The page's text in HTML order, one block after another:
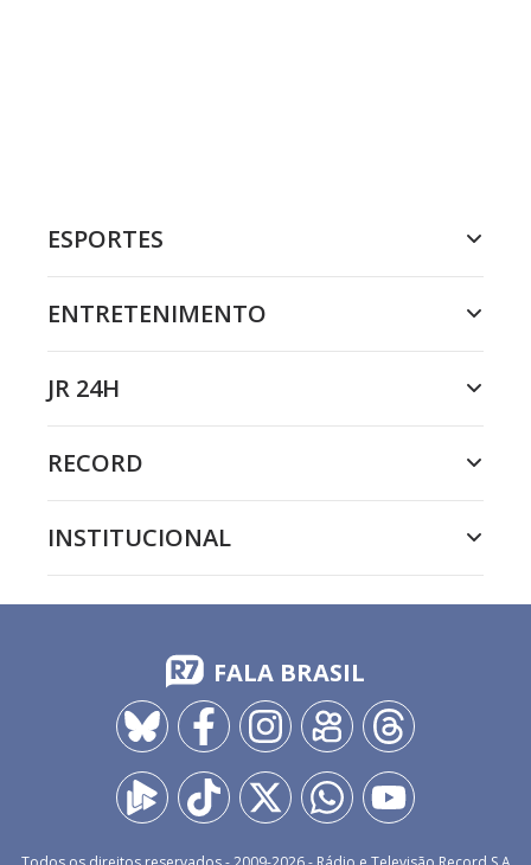
ESPORTES
ENTRETENIMENTO
JR 24H
RECORD
INSTITUCIONAL
FALA BRASIL